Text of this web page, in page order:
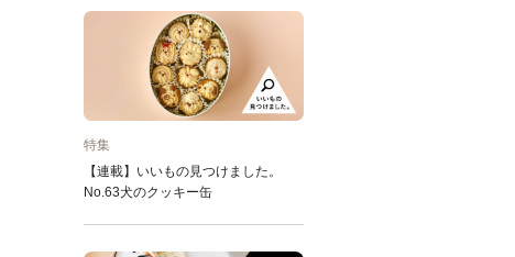
特集
【連載】いいもの見つけました。
No.63犬のクッキー缶